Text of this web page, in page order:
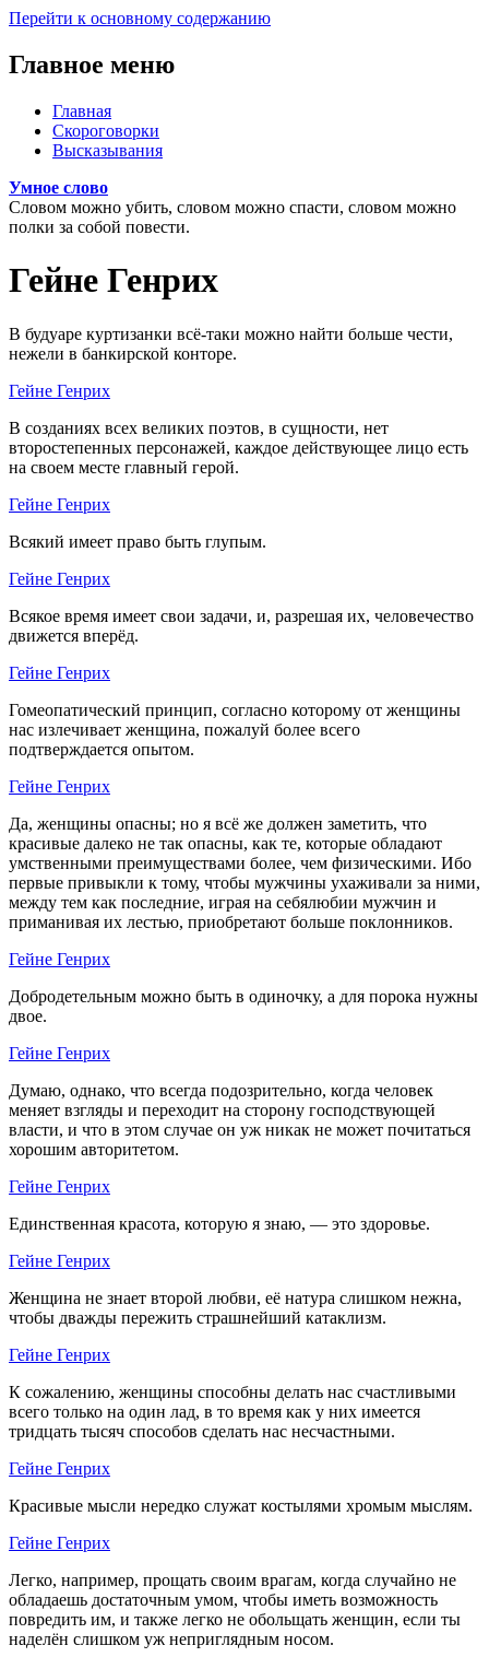
Перейти к основному содержанию
Главное меню
Главная
Скороговорки
Высказывания
Умное слово
Словом можно убить, словом можно спасти, словом можно
полки за собой повести.
Гейне Генрих
В будуаре куртизанки всё-таки можно найти больше чести,
нежели в банкирской конторе.
Гейне Генрих
В созданиях всех великих поэтов, в сущности, нет
второстепенных персонажей, каждое действующее лицо есть
на своем месте главный герой.
Гейне Генрих
Всякий имеет право быть глупым.
Гейне Генрих
Всякое время имеет свои задачи, и, разрешая их, человечество
движется вперёд.
Гейне Генрих
Гомеопатический принцип, согласно которому от женщины
нас излечивает женщина, пожалуй более всего
подтверждается опытом.
Гейне Генрих
Да, женщины опасны; но я всё же должен заметить, что
красивые далеко не так опасны, как те, которые обладают
умственными преимуществами более, чем физическими. Ибо
первые привыкли к тому, чтобы мужчины ухаживали за ними,
между тем как последние, играя на себялюбии мужчин и
приманивая их лестью, приобретают больше поклонников.
Гейне Генрих
Добродетельным можно быть в одиночку, а для порока нужны
двое.
Гейне Генрих
Думаю, однако, что всегда подозрительно, когда человек
меняет взгляды и переходит на сторону господствующей
власти, и что в этом случае он уж никак не может почитаться
хорошим авторитетом.
Гейне Генрих
Единственная красота, которую я знаю, — это здоровье.
Гейне Генрих
Женщина не знает второй любви, её натура слишком нежна,
чтобы дважды пережить страшнейший катаклизм.
Гейне Генрих
К сожалению, женщины способны делать нас счастливыми
всего только на один лад, в то время как у них имеется
тридцать тысяч способов сделать нас несчастными.
Гейне Генрих
Красивые мысли нередко служат костылями хромым мыслям.
Гейне Генрих
Легко, например, прощать своим врагам, когда случайно не
обладаешь достаточным умом, чтобы иметь возможность
повредить им, и также легко не обольщать женщин, если ты
наделён слишком уж неприглядным носом.